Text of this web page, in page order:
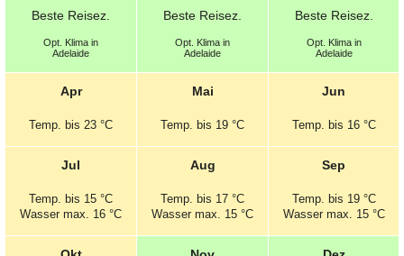
Beste Reisez.
Opt.
Klima in
Adelaide
Beste Reisez.
Opt.
Klima in
Adelaide
Beste Reisez.
Opt.
Klima in
Adelaide
Apr
Temp. bis 23 °C
Mai
Temp. bis 19 °C
Jun
Temp. bis 16 °C
Jul
Temp. bis 15 °C
Wasser max. 16 °C
Aug
Temp. bis 17 °C
Wasser max. 15 °C
Sep
Temp. bis 19 °C
Wasser max. 15 °C